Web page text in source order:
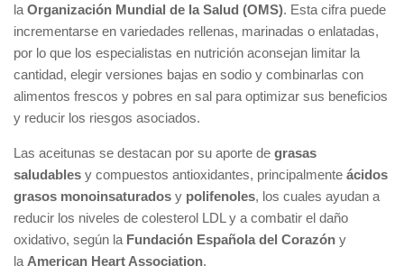
la Organización Mundial de la Salud (OMS). Esta cifra puede
incrementarse en variedades rellenas, marinadas o enlatadas,
por lo que los especialistas en nutrición aconsejan limitar la
cantidad, elegir versiones bajas en sodio y combinarlas con
alimentos frescos y pobres en sal para optimizar sus beneficios
y reducir los riesgos asociados.
Las aceitunas se destacan por su aporte de grasas
saludables y compuestos antioxidantes, principalmente ácidos
grasos monoinsaturados y polifenoles, los cuales ayudan a
reducir los niveles de colesterol LDL y a combatir el daño
oxidativo, según la Fundación Española del Corazón y
la American Heart Association.